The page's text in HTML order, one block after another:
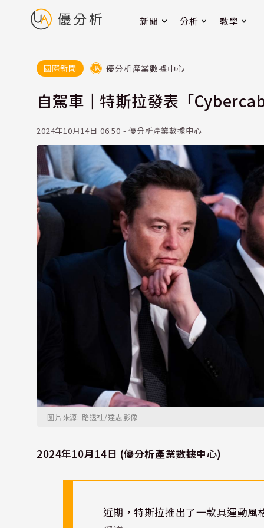
新聞 分析 教學
國際新聞 優分析產業數據中心
自駕車｜特斯拉發表「
2024年10月14日 06:50 - 優分析產業數據中心
圖片來源: 路透社/達志影像
2024年10月14日 (優分析產業數據中心)
近期，特斯拉推出了一款具運動